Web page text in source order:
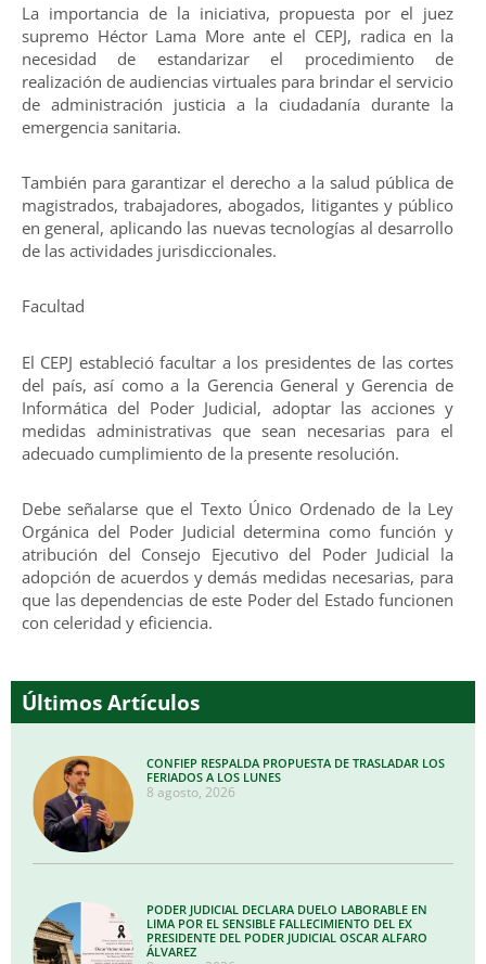
La importancia de la iniciativa, propuesta por el juez
supremo Héctor Lama More ante el CEPJ, radica en la
necesidad de estandarizar el procedimiento de
realización de audiencias virtuales para brindar el servicio
de administración justicia a la ciudadanía durante la
emergencia sanitaria.
También para garantizar el derecho a la salud pública de
magistrados, trabajadores, abogados, litigantes y público
en general, aplicando las nuevas tecnologías al desarrollo
de las actividades jurisdiccionales.
Facultad
El CEPJ estableció facultar a los presidentes de las cortes
del país, así como a la Gerencia General y Gerencia de
Informática del Poder Judicial, adoptar las acciones y
medidas administrativas que sean necesarias para el
adecuado cumplimiento de la presente resolución.
Debe señalarse que el Texto Único Ordenado de la Ley
Orgánica del Poder Judicial determina como función y
atribución del Consejo Ejecutivo del Poder Judicial la
adopción de acuerdos y demás medidas necesarias, para
que las dependencias de este Poder del Estado funcionen
con celeridad y eficiencia.
Últimos Artículos
CONFIEP RESPALDA PROPUESTA DE TRASLADAR LOS
FERIADOS A LOS LUNES
8 agosto, 2026
PODER JUDICIAL DECLARA DUELO LABORABLE EN
LIMA POR EL SENSIBLE FALLECIMIENTO DEL EX
PRESIDENTE DEL PODER JUDICIAL OSCAR ALFARO
ÁLVAREZ